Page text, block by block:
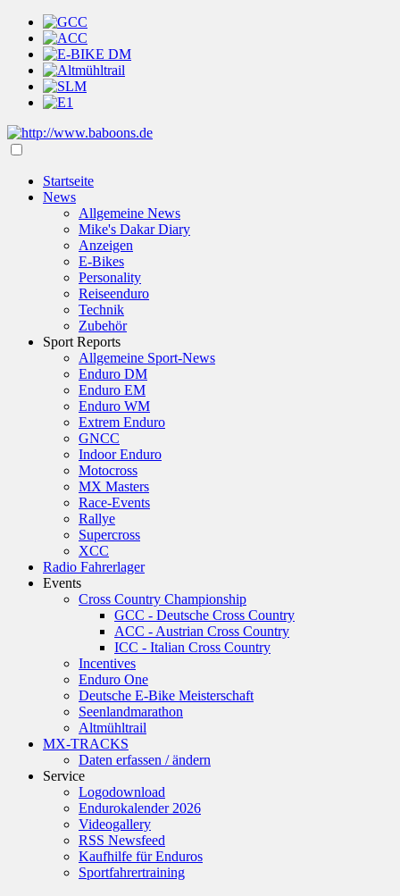
Startseite
News
Allgemeine News
Mike's Dakar Diary
Anzeigen
E-Bikes
Personality
Reiseenduro
Technik
Zubehör
Sport Reports
Allgemeine Sport-News
Enduro DM
Enduro EM
Enduro WM
Extrem Enduro
GNCC
Indoor Enduro
Motocross
MX Masters
Race-Events
Rallye
Supercross
XCC
Radio Fahrerlager
Events
Cross Country Championship
GCC - Deutsche Cross Country
ACC - Austrian Cross Country
ICC - Italian Cross Country
Incentives
Enduro One
Deutsche E-Bike Meisterschaft
Seenlandmarathon
Altmühltrail
MX-TRACKS
Daten erfassen / ändern
Service
Logodownload
Endurokalender 2026
Videogallery
RSS Newsfeed
Kaufhilfe für Enduros
Sportfahrertraining